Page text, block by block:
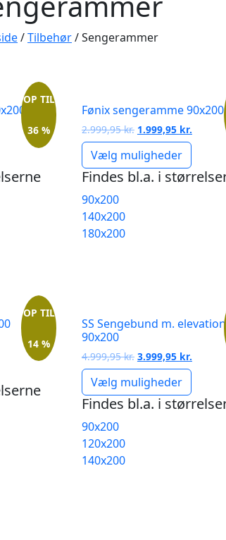
/Tilbehør/ Sengerammer
OP TIL
36 %
kr..
Fønix sengeramme 90x200
2.999,95kr. Den
oprindelige
pris
var:
2.999,95 kr..
1.999,95 kr.Den
aktuelle
er:
Vælg muligheder
Findes bl.a. i
90x200
140x200
180x200
OP TIL
14 %
kr..
SS Sengebund m. elevation
90x200
4.999,95kr. Den
oprindelige
pris
var:
4.999,95 kr..
3.999,95 kr.
aktuelle
er:
Vælg muligheder
Findes bl.a. i
90x200
120x200
140x200